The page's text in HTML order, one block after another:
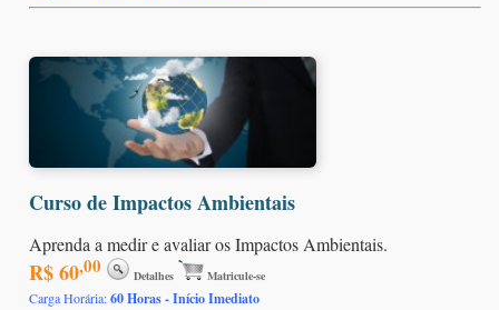
Curso de Impactos Ambientais
Aprenda a medir e avaliar os Impactos Ambientais.
R$ 60,00 Detalhes Matricule-se
Carga Horária:60 Horas - Início Imediato